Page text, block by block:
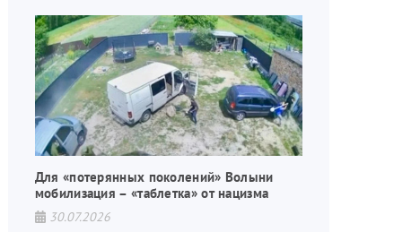
Для «потерянных поколений» Волыни
мобилизация – «таблетка» от нацизма
30.07.2026